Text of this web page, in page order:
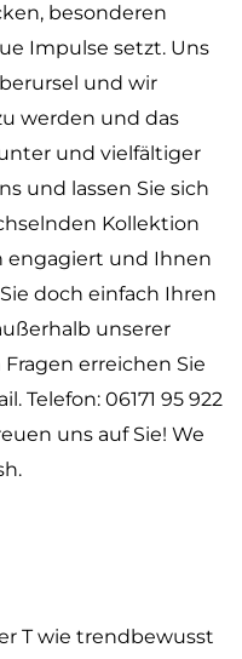
besonderen
Impulse setzt. Uns
und wir
werden und das
und vielfältiger
und lassen Sie sich
Kollektion
engagiert und Ihnen
doch einfach Ihren
unserer
erreichen Sie
Telefon: 06171 95 922
uns auf Sie! We
T wie trendbewusst